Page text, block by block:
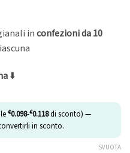
inconfezioni da 10
⬇️
€0.098-€0.118di sconto) —
in sconto.
SVUOTA